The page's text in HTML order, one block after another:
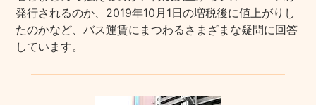
発行されるのか、2019年10月1日の増税後に値上がりし
たのかなど、バス運賃にまつわるさまざまな疑問に回答
しています。